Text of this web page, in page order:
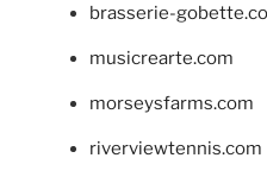
brasserie-
musicrearte.com
morseysfarms.com
riverviewtennis.com